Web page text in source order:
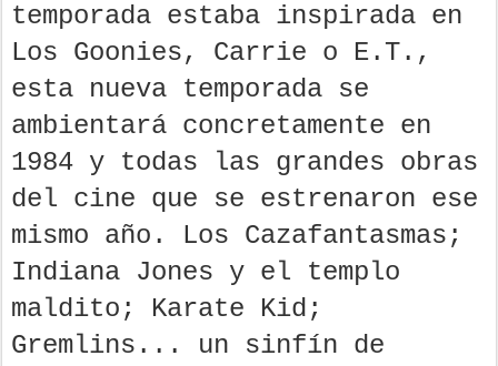
temporada estaba inspirada en
Los Goonies, Carrie o E.T.,
esta nueva temporada se
ambientará concretamente en
1984 y todas las grandes obras
del cine que se estrenaron ese
mismo año. Los Cazafantasmas;
Indiana Jones y el templo
maldito; Karate Kid;
Gremlins... un sinfín de